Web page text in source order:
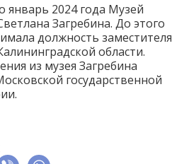
январь 2024 года Музей
Загребина. До этого
должность заместителя
области.
из музея Загребина
государственной